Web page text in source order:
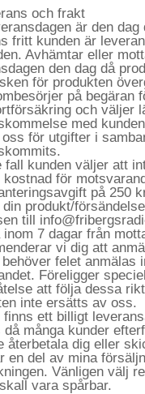
och frakt
är den
fritt kunden är
Avhämtar eller
den dag då
för produkten
på begäran
och väljer
med
för utgifter i
fall kunden väljer att
kostnad för
på 250
produkt/
till
inom 7 dagar från
vi dig att
felet anmälas
Föreligger
att följa dessa
inte ersätts av oss.
finns ett billigt
då många kunder
återbetala dig eller
en del av mina
Vänligen välj
vara spårbar.